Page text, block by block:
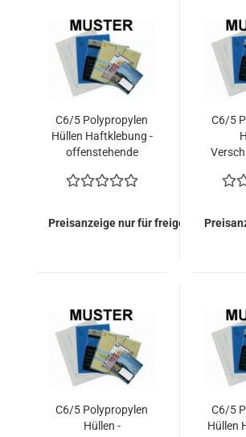
C6/5 Polypropylen
Hüllen Haftklebung -
offenstehende
Kuverts = 189,80
Preisanzeige nur für freigeschaltete
C6/5
C6/5 Polypropylen
Hüllen -
C6/5
Hüllen